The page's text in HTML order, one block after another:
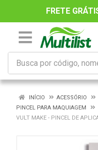
FRETE
INÍCIO
ACESSÓRIO
PINCEL PARA MAQUIAGEM
VULT MAKE - PINCEL DE